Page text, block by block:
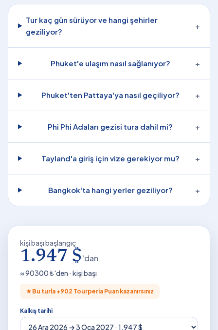
Tur kaç gün sürüyor ve hangi şehirler
geziliyor?
+
Phuket'e ulaşım nasıl sağlanıyor? +
Phuket'ten Pattaya'ya nasıl geçiliyor? +
Phi Phi Adaları gezisi tura dahil mi? +
Tayland'a giriş için vize gerekiyor mu? +
Bangkok'ta hangi yerler geziliyor? +
kişi başı başlangıç
1.947 $'dan
≈90300₺'den · kişi başı
★ Bu turla +902 Tourperia Puan kazanırsınız
Kalkış tarihi